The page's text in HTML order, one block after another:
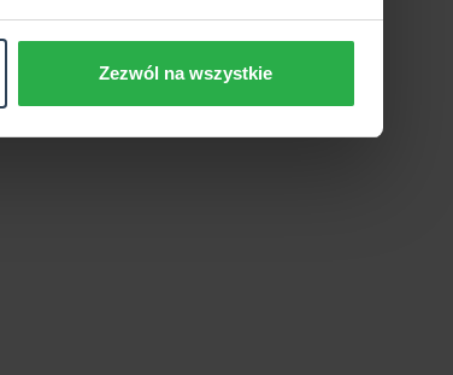
Zezwól na wszystkie